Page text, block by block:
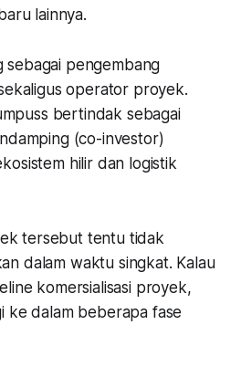
lainnya.
sebagai pengembang
operator proyek.
bertindak sebagai
(co-investor)
hilir dan logistik
tersebut tentu tidak
dalam waktu singkat. Kalau
komersialisasi proyek,
ke dalam beberapa fase